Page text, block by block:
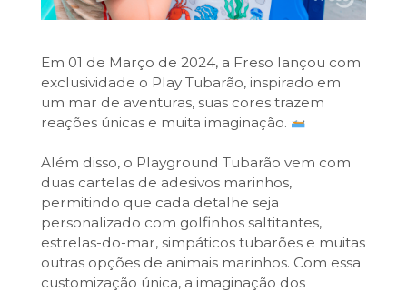
Em 01 de Março de 2024, a Freso lançou com
exclusividade o Play Tubarão, inspirado em
um mar de aventuras, suas cores trazem
reações únicas e muita imaginação.
Além disso, o Playground Tubarão vem com
duas cartelas de adesivos marinhos,
permitindo que cada detalhe seja
personalizado com golfinhos saltitantes,
estrelas-do-mar, simpáticos tubarões e muitas
outras opções de animais marinhos. Com essa
customização única, a imaginação dos